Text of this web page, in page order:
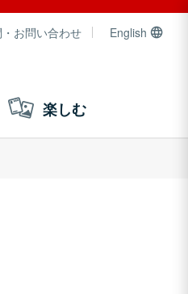
お問い合わせ English
楽しむ